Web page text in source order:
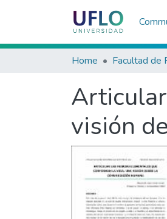
Home
visión